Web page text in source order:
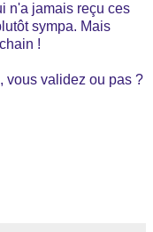
n'a jamais reçu ces
sympa. Mais
!
vous validez ou pas ?